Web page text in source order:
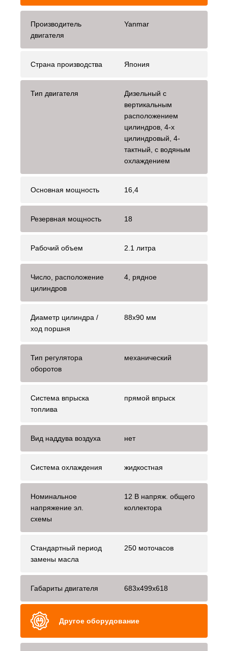
Производитель
двигателя
Yanmar
Страна производства Япония
Тип двигателя
Дизельный с
вертикальным
расположением
цилиндров, 4-х
цилиндровый, 4-
тактный, с водяным
охлаждением
Основная мощность 16,4
Резервная мощность 18
Рабочий объем 2.1 литра
Число, расположение
цилиндров
4, рядное
Диаметр цилиндра /
ход поршня
88х90 мм
Тип регулятора
оборотов
механический
Система впрыска
топлива
прямой впрыск
Вид наддува воздуха нет
Система охлаждения жидкостная
Номинальное
напряжение эл.
схемы
12 В напряж. общего
коллектора
Стандартный период
замены масла
250 моточасов
Габариты двигателя 683x499x618
Другое оборудование